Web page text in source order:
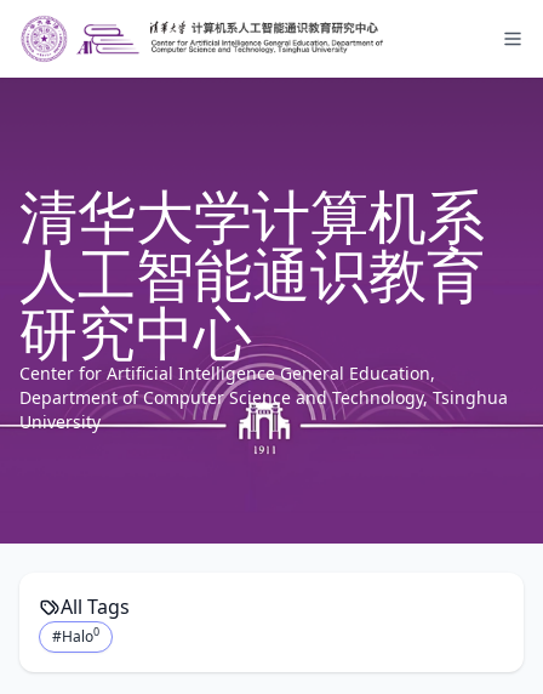
清华大学计算机系
人工智能通识教育
研究中心
Center for Artificial Intelligence General Education,
Department of Computer Science and Technology, Tsinghua
University
All Tags
#Halo0